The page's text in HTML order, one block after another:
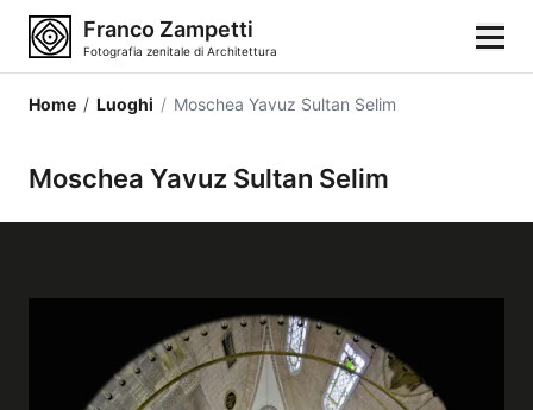
Franco Zampetti
Fotografia zenitale di Architettura
Luoghi
Città
Home / Luoghi / Moschea Yavuz Sultan Selim
Moschea Yavuz Sultan Selim